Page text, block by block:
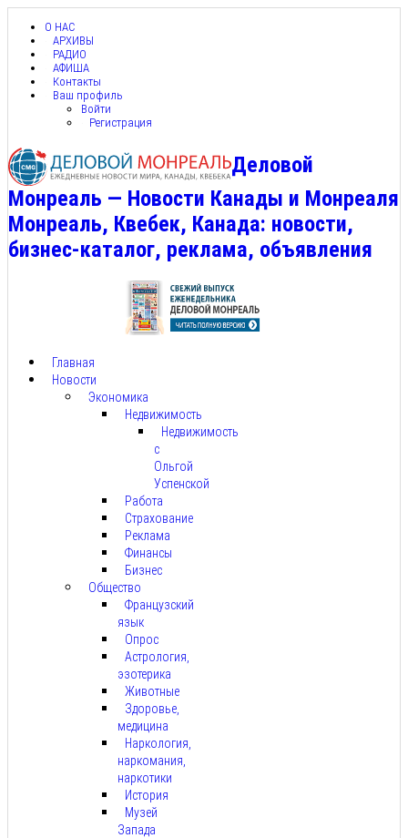
О НАС
АРХИВЫ
РАДИО
АФИША
Контакты
Ваш профиль
Войти
Регистрация
Деловой
Монреаль — Новости Канады и Монреаля
Монреаль, Квебек, Канада: новости,
бизнес-каталог, реклама, объявления
Главная
Новости
Экономика
Недвижимость
Недвижимость
с
Ольгой
Успенской
Работа
Страхование
Реклама
Финансы
Бизнес
Общество
Французский
язык
Опрос
Астрология,
эзотерика
Животные
Здоровье,
медицина
Наркология,
наркомания,
наркотики
История
Музей
Запада